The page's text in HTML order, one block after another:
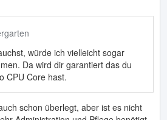
sich dies bereits beim ersten
ab dem zweiten. Das schöne ist
Deinen Code testen (!) kannst
spielst. Zumindest bei Chef ist
das aber auch mit Puppet oder
würde ich vielleicht sogar
Da wird dir garantiert das du
CPU Core hast.
schon überlegt, aber ist es nicht